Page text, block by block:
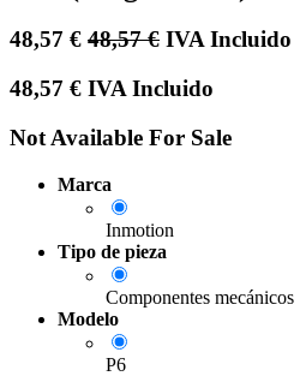
48,57 € 48,57€ IVA Incluido
48,57 € IVA Incluido
Not Available For Sale
Marca
Inmotion
Tipo de pieza
Componentes mecánicos
Modelo
P6